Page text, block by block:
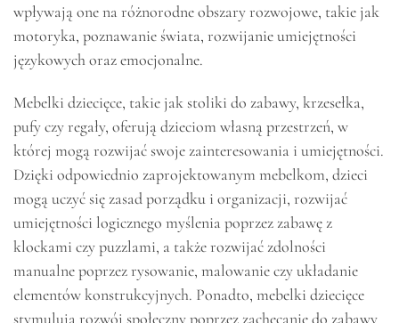
wpływają one na różnorodne obszary rozwojowe, takie jak
motoryka, poznawanie świata, rozwijanie umiejętności
językowych oraz emocjonalne.
Mebelki dziecięce, takie jak stoliki do zabawy, krzesełka,
pufy czy regały, oferują dzieciom własną przestrzeń, w
której mogą rozwijać swoje zainteresowania i umiejętności.
Dzięki odpowiednio zaprojektowanym mebelkom, dzieci
mogą uczyć się zasad porządku i organizacji, rozwijać
umiejętności logicznego myślenia poprzez zabawę z
klockami czy puzzlami, a także rozwijać zdolności
manualne poprzez rysowanie, malowanie czy układanie
elementów konstrukcyjnych. Ponadto, mebelki dziecięce
stymulują rozwój społeczny poprzez zachęcanie do zabawy